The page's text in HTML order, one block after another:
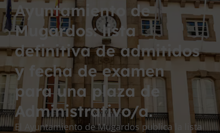
Ayuntamiento de
Mugardos: lista
definitiva de admitidos
y fecha de examen
para una plaza de
Administrativo/a.
El Ayuntamiento de Mugardos publica la lista